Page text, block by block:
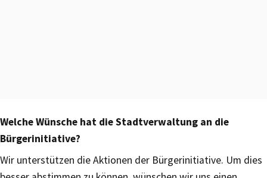
Welche Wünsche hat die Stadtverwaltung an die
Bürgerinitiative?
Wir unterstützen die Aktionen der Bürgerinitiative. Um dies